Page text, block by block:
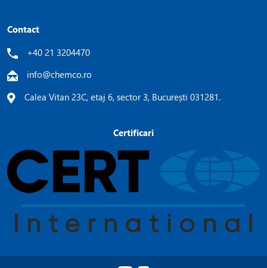
Contact
+40 21 3204470
info@chemco.ro
Calea Vitan 23C, etaj 6, sector 3, București 031281.
Certificari